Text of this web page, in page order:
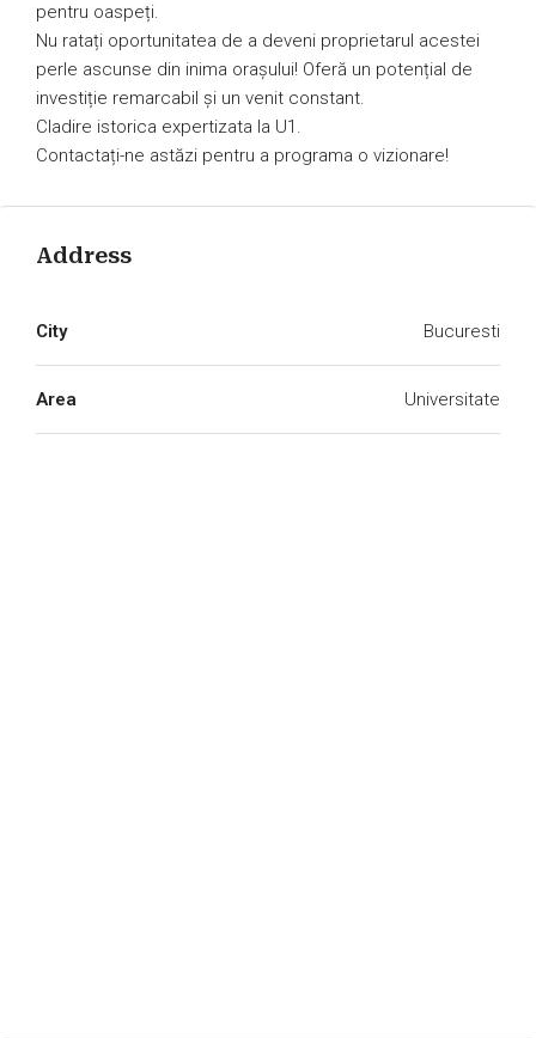
pentru oaspeți.
Nu ratați oportunitatea de a deveni proprietarul acestei
perle ascunse din inima orașului! Oferă un potențial de
investiție remarcabil și un venit constant.
Cladire istorica expertizata la U1.
Contactați-ne astăzi pentru a programa o vizionare!
Address
City Bucuresti
Area Universitate